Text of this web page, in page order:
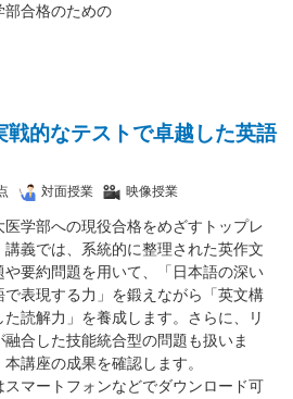
部合格のための
戦的なテストで卓越した英語
対面授業 映像授業
学部への現役合格をめざすトップレ
義では、系統的に整理された英作文
要約問題を用いて、「日本語の深い
表現する力」を鍛えながら「英文構
読解力」を養成します。さらに、リ
合した技能統合型の問題も扱いま
講座の成果を確認します。
スマートフォンなどでダウンロード可